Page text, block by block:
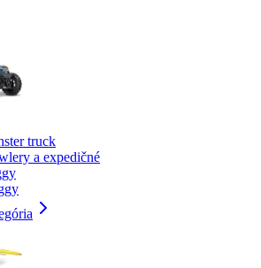
truck
a expedičné